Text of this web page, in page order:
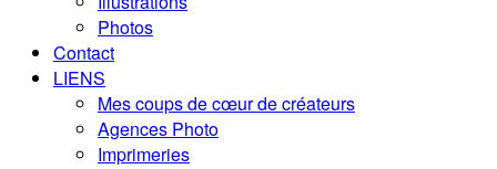
Photos
Contact
LIENS
Mes coups de cœur de créateurs
Agences Photo
Imprimeries